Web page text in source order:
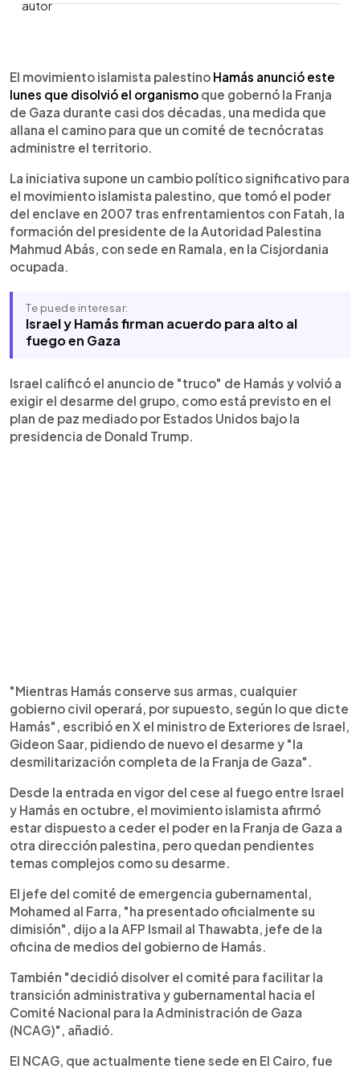
► Escuchar artículo
El movimiento islamista Hamás informó que
disolvió el organismo que administró la Franja de
Gaza durante casi dos décadas, tras asumir el
poder en 2007. La medida abre paso al Comité
Nacional para la Administración de Gaza, creado
Unidos. Israel calificó el anuncio como un “truco” y
exigió el desarme completo del grupo. Analistas
consideran que la decisión tiene un peso
principalmente simbólico, ya que el verdadero
punto de bloqueo sigue siendo el control de las
armas y la futura gobernanza del enclave.
El movimiento islamista palestino Hamás anunció este
lunes que disolvió el organismo que gobernó la Franja
de Gaza durante casi dos décadas, una medida que
allana el camino para que un comité de tecnócratas
administre el territorio.
La iniciativa supone un cambio político significativo para
el movimiento islamista palestino, que tomó el poder
del enclave en 2007 tras enfrentamientos con Fatah, la
formación del presidente de la Autoridad Palestina
Mahmud Abás, con sede en Ramala, en la Cisjordania
ocupada.
Te puede interesar:
Israel y Hamás firman acuerdo para alto al
fuego en Gaza
Israel calificó el anuncio de "truco" de Hamás y volvió a
exigir el desarme del grupo, como está previsto en el
plan de paz mediado por Estados Unidos bajo la
presidencia de Donald Trump.
"Mientras Hamás conserve sus armas, cualquier
gobierno civil operará, por supuesto, según lo que dicte
Hamás", escribió en X el ministro de Exteriores de Israel,
Gideon Saar, pidiendo de nuevo el desarme y "la
desmilitarización completa de la Franja de Gaza".
Desde la entrada en vigor del cese al fuego entre Israel
y Hamás en octubre, el movimiento islamista afirmó
estar dispuesto a ceder el poder en la Franja de Gaza a
otra dirección palestina, pero quedan pendientes
temas complejos como su desarme.
El jefe del comité de emergencia gubernamental,
Mohamed al Farra, "ha presentado oficialmente su
dimisión", dijo a la AFP Ismail al Thawabta, jefe de la
oficina de medios del gobierno de Hamás.
También "decidió disolver el comité para facilitar la
transición administrativa y gubernamental hacia el
Comité Nacional para la Administración de Gaza
(NCAG)", añadió.
El NCAG, que actualmente tiene sede en El Cairo, fue